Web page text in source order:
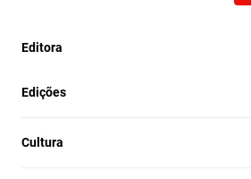
Editora
Edições
Cultura